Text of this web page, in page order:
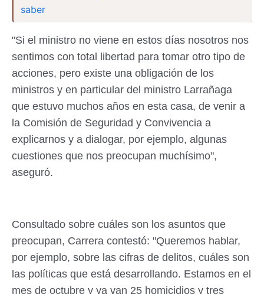
saber
"Si el ministro no viene en estos días nosotros nos
sentimos con total libertad para tomar otro tipo de
acciones, pero existe una obligación de los
ministros y en particular del ministro Larrañaga
que estuvo muchos años en esta casa, de venir a
la Comisión de Seguridad y Convivencia a
explicarnos y a dialogar, por ejemplo, algunas
cuestiones que nos preocupan muchísimo",
aseguró.
Consultado sobre cuáles son los asuntos que
preocupan, Carrera contestó: "Queremos hablar,
por ejemplo, sobre las cifras de delitos, cuáles son
las políticas que está desarrollando. Estamos en el
mes de octubre y ya van 25 homicidios y tres